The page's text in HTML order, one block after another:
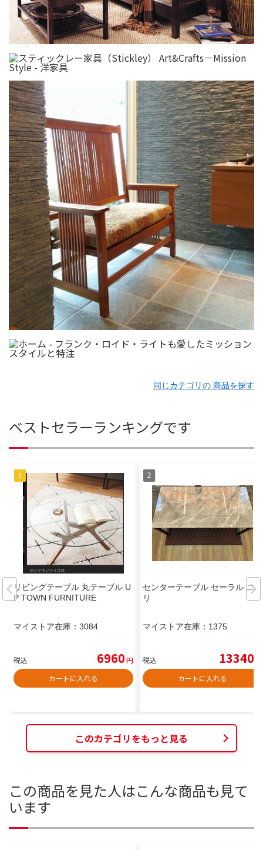
同じカテゴリの 商品を探す
ベストセラーランキングです
リビングテーブル 丸テーブル U
P TOWN FURNITURE
マイストア在庫： 3084
税込 6960円
カートに入れる
センターテーブル セーラル ニト
リ
マイストア在庫： 1375
税込 13340
カートに入れる
このカテゴリをもっと見る
この商品を見た人はこんな商品も見て
います